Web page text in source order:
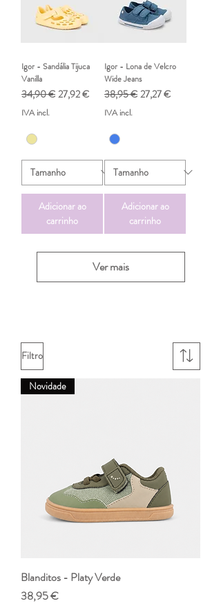
Igor - Sandália Tijuca
Vanilla
Preço normal
34,90 € Preço promocional
27,92 €
IVA incl.
Adicionar ao
carrinho
Igor - Lona de Velcro
Wide Jeans
Preço normal
38,95 € Preço promocional
27,27 €
IVA incl.
Adicionar ao
carrinho
Ver mais
Filtro
Novidade
Blanditos - Platy Verde
Preço
38,95 €